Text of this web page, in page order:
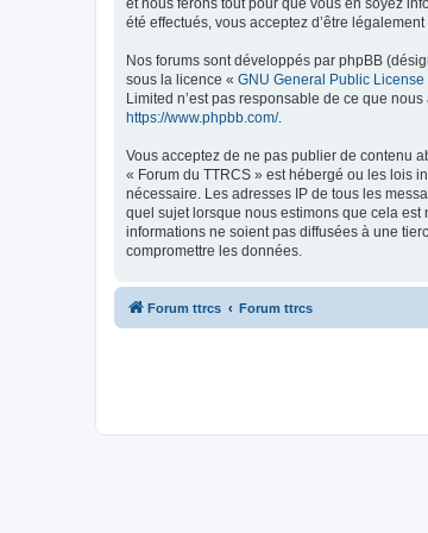
été effectués, vous acceptez d’être
Nos forums sont développés par phpBB
sous la licence « GNU General Public License
Limited n’est pas responsable de ce que
https://www.phpbb.com/.
Vous acceptez de ne pas publier de contenu
« Forum du TTRCS » est hébergé ou les lois
nécessaire. Les adresses IP de tous les
quel sujet lorsque nous estimons que cela
informations ne soient pas diffusées à une
compromettre les données.
Forum ttrcs Forum ttrcs